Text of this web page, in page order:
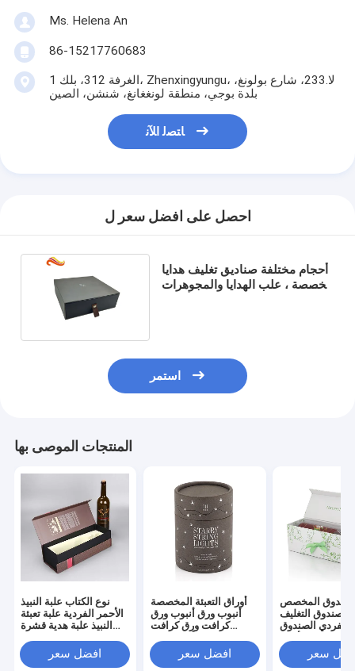
Ms. Helena An
86-15217760683
الغرفة 312، بلك 1، Zhenxingyungu، لا.233، شارع بولونغ،
بلدة بوجي، منطقة لونغغانغ، شنشن، الصين
ﺎﺘﺼﻟ ﺍﻶﻧ
احصل على افضل سعر ل
أحجام مختلفة صناديق تغليف هدايا
مخصصة ، علب الهدايا والمجوهرات
استمر
المنتجات الموصى بها
نوع الكتاب علبة النبيذ
الأحمر الفردية علبة تعبئة
النبيذ علبة هدية قشرة
الرمادي افضل سعر
أوراق التعبئة المخصصة
أنبوب ورق أنبوب ورق
كرافت ورق كرافت
جميلة ملصق التعبئة
الأوراق أنبوب
افضل سعر
المخصص
الصندوق التغليف
الفردي الصندوق
الصندوق الورقي
سعر